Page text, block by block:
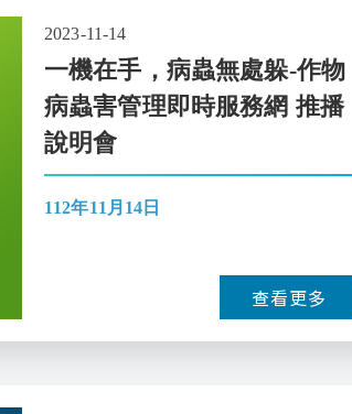
2023-11-14
一機在手，病蟲無處躲-作物
病蟲害管理即時服務網 推播
說明會
112年11月14日
查看更多